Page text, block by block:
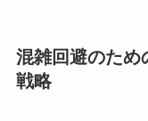
混雑回避のため
戦略